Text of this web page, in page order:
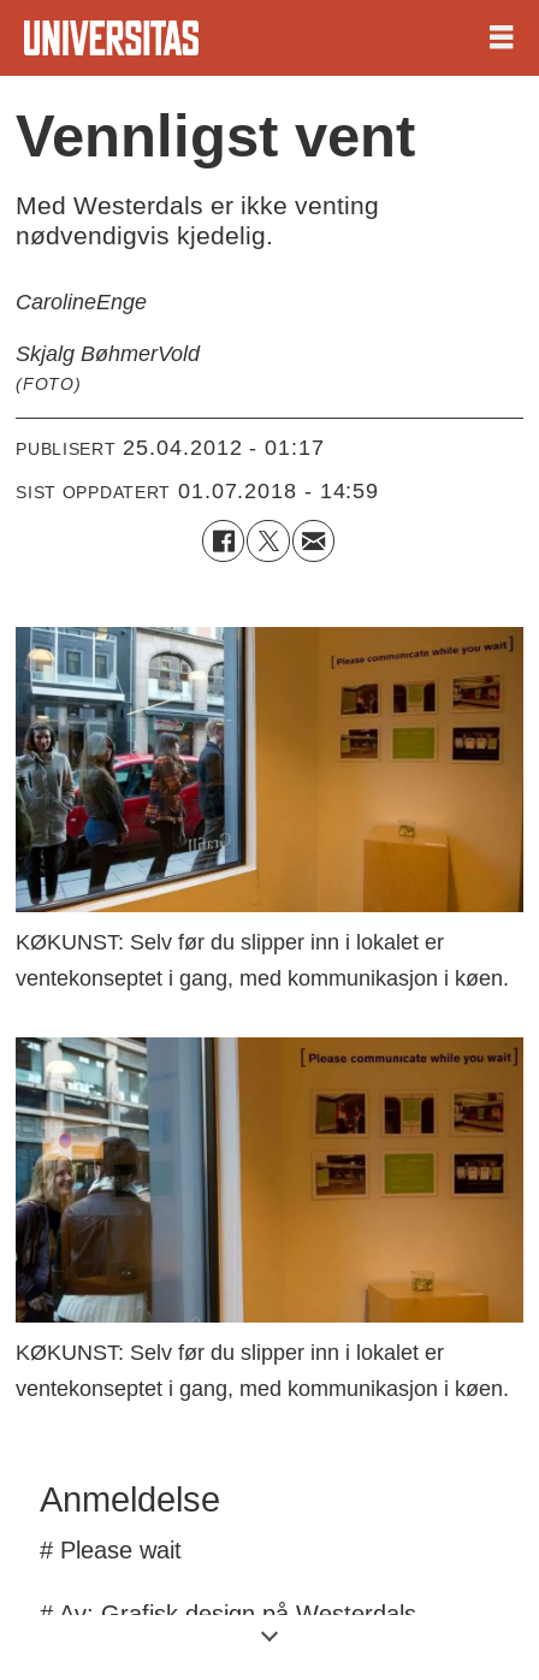
Vennligst vent
Med Westerdals er ikke venting
nødvendigvis kjedelig.
CarolineEnge
Skjalg BøhmerVold
(FOTO)
PUBLISERT 25.04.2012 - 01:17
SIST OPPDATERT 01.07.2018 - 14:59
KØKUNST: Selv før du slipper inn i lokalet er
ventekonseptet i gang, med kommunikasjon i køen.
KØKUNST: Selv før du slipper inn i lokalet er
ventekonseptet i gang, med kommunikasjon i køen.
Anmeldelse
# Please wait
# Av: Grafisk design på Westerdals